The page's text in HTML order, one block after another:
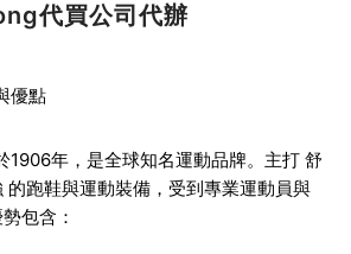
代買公司代辦
優點
1906年，是全球知名運動品牌。主打 舒
的跑鞋與運動裝備，受到專業運動員與
包含：